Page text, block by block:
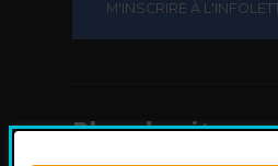
Plan du site